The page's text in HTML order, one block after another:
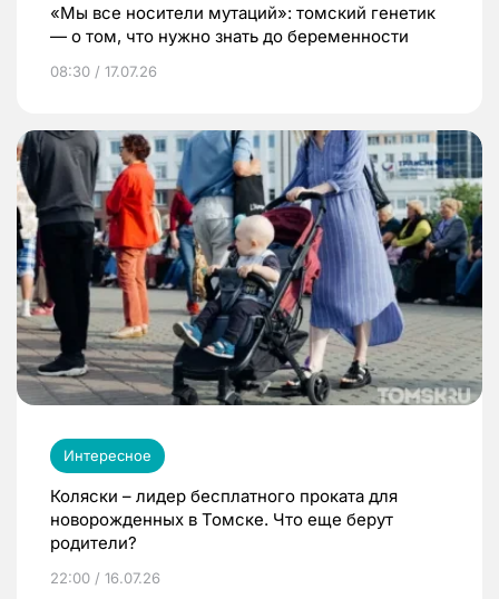
«Мы все носители мутаций»: томский генетик
— о том, что нужно знать до беременности
08:30 / 17.07.26
Интересное
Коляски – лидер бесплатного проката для
новорожденных в Томске. Что еще берут
родители?
22:00 / 16.07.26